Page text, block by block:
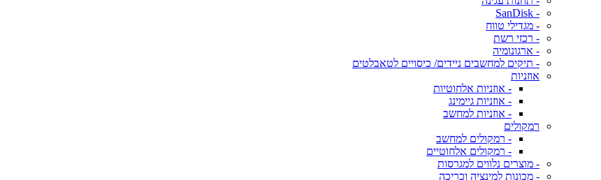
- SanDisk
- מגדילי טווח
- רכזי רשת
- ארגונומיה
- תיקים למחשבים ניידים/ כיסויים לטאבלטים
אוזניות
- אוזניות אלחוטיות
- אוזניות גיימינג
- אוזניות למחשב
רמקולים
- רמקולים למחשב
- רמקולים אלחוטיים
- מוצרים נלווים למגרסות
- מכונות למינציה וכריכה